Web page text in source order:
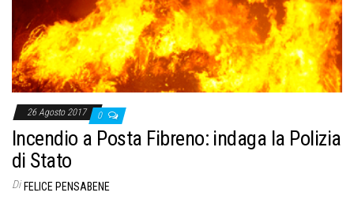
26 Agosto 2017 0
Incendio a Posta Fibreno: indaga la Polizia
di Stato
Di FELICE PENSABENE